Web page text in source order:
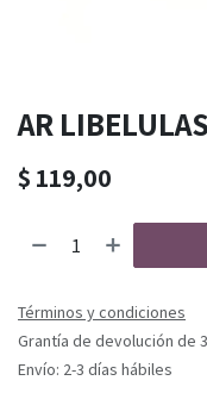
AR
$ 119,00
Términos y condiciones
Grantía de devolución de
Envío: 2-3 días hábiles